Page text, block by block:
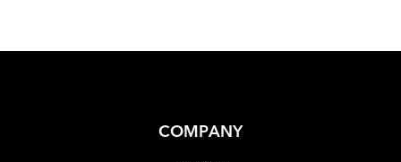
COMPANY